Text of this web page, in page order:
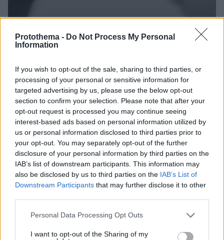
Protothema - Do Not Process My Personal
Information
If you wish to opt-out of the sale, sharing to third parties, or
processing of your personal or sensitive information for
targeted advertising by us, please use the below opt-out
section to confirm your selection. Please note that after your
opt-out request is processed you may continue seeing
interest-based ads based on personal information utilized by
us or personal information disclosed to third parties prior to
your opt-out. You may separately opt-out of the further
disclosure of your personal information by third parties on the
IAB’s list of downstream participants. This information may
also be disclosed by us to third parties on the IAB’s List of
Downstream Participants that may further disclose it to other
Please note that this website/app uses one or more Google
not limited to your visit or usage behaviour. You may click to
Personal Data Processing Opt Outs
I want to opt-out of the Sharing of my
Ανατριχιαστικό βίντεο: Κάμερα σε κουδούνι σπιτιού
κατέγραψε καρέ-καρέ την αρπαγή γυναίκας στο
Όρεγκον
«Παρακαλώ βοηθήστε με» ούρλιαζε η γυναίκα λίγο
πριν απαχθεί
24.04.2024, 07:29 1